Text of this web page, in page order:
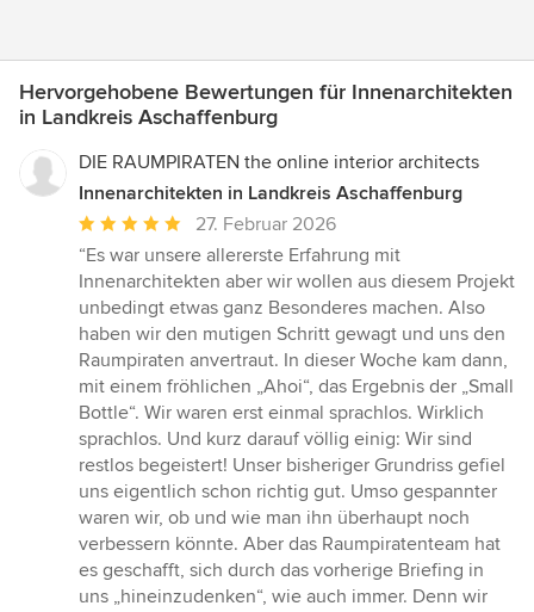
Hervorgehobene Bewertungen für Innenarchitekten
in Landkreis Aschaffenburg
DIE RAUMPIRATEN the online interior architects
Innenarchitekten in Landkreis Aschaffenburg
Durchschnittliche
Bewertung:
5
von
5
Sternen
27. Februar 2026
“Es war unsere allererste Erfahrung mit
Innenarchitekten aber wir wollen aus diesem Projekt
unbedingt etwas ganz Besonderes machen. Also
haben wir den mutigen Schritt gewagt und uns den
Raumpiraten anvertraut. In dieser Woche kam dann,
mit einem fröhlichen „Ahoi“, das Ergebnis der „Small
Bottle“. Wir waren erst einmal sprachlos. Wirklich
sprachlos. Und kurz darauf völlig einig: Wir sind
restlos begeistert! Unser bisheriger Grundriss gefiel
uns eigentlich schon richtig gut. Umso gespannter
waren wir, ob und wie man ihn überhaupt noch
verbessern könnte. Aber das Raumpiratenteam hat
es geschafft, sich durch das vorherige Briefing in
uns „hineinzudenken“, wie auch immer. Denn wir